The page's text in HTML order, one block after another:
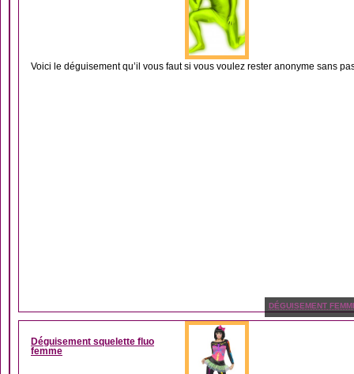
Voici le déguisement qu’il vous faut si vous voulez rester anonyme sans
DÉGUISEMENT
Déguisement squelette fluo
femme